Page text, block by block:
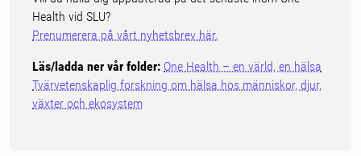
Health vid SLU?
Prenumerera på vårt nyhetsbrev här.
Läs/ladda ner vår folder: One Health – en värld, en hälsa
Tvärvetenskaplig forskning om hälsa hos människor, djur,
växter och ekosystem